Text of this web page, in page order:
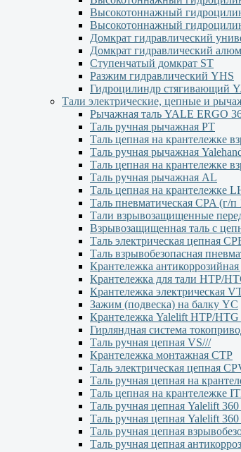
Высокотоннажный
Высокотоннажный
Домкрат гидравлический
Домкрат гидравлический
Ступенчатый домкрат ST
Разжим гидравлический YHS
Гидроцилиндр стягивающий
Тали электрические, цепные и
Рычажная таль YALE ERGO
Таль ручная рычажная PT
Таль цепная на крантележке
Таль ручная рычажная
Таль цепная на крантележке
Таль ручная рычажная AL
Таль цепная на крантележке
Таль пневматическая CPA (г/п
Тали взрывозащищенные
Взрывозащищенная таль с
Таль электрическая цепная
Таль взрывобезопасная
Крантележка
Крантележка для тали HTP/
Крантележка электрическая
Зажим (подвеска) на балку YC
Крантележка Yalelift НТР/НТG
Гирляндная система
Таль ручная цепная VS///
Крантележка монтажная СТР
Таль электрическая цепная
Таль ручная цепная на
Таль цепная на крантележке
Таль ручная цепная Yalelift 360
Таль ручная цепная Yalelift
Таль ручная цепная
Таль ручная цепная